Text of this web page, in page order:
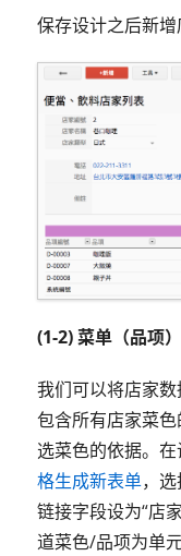
保存设计之后新增
(1-2) 菜单（品项
我们可以将店家
包含所有店家菜
选菜色的依据。
格生成新表单，选
链接字段设为“店
道菜色/品项为单